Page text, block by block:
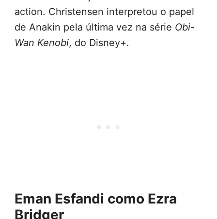
action. Christensen interpretou o papel
de Anakin pela última vez na série Obi-
Wan Kenobi, do Disney+.
Eman Esfandi como Ezra
Bridger